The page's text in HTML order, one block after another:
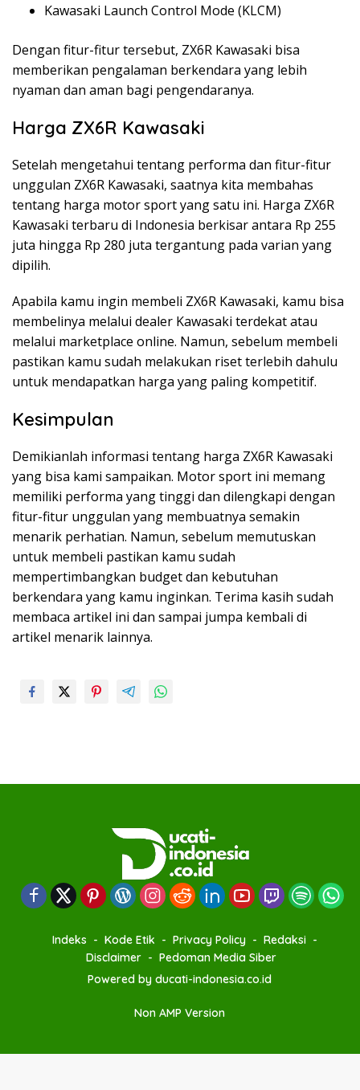
Kawasaki Launch Control Mode (KLCM)
Dengan fitur-fitur tersebut, ZX6R Kawasaki bisa
memberikan pengalaman berkendara yang lebih
nyaman dan aman bagi pengendaranya.
Harga ZX6R Kawasaki
Setelah mengetahui tentang performa dan fitur-fitur
unggulan ZX6R Kawasaki, saatnya kita membahas
tentang harga motor sport yang satu ini. Harga ZX6R
Kawasaki terbaru di Indonesia berkisar antara Rp 255
juta hingga Rp 280 juta tergantung pada varian yang
dipilih.
Apabila kamu ingin membeli ZX6R Kawasaki, kamu bisa
membelinya melalui dealer Kawasaki terdekat atau
melalui marketplace online. Namun, sebelum membeli
pastikan kamu sudah melakukan riset terlebih dahulu
untuk mendapatkan harga yang paling kompetitif.
Kesimpulan
Demikianlah informasi tentang harga ZX6R Kawasaki
yang bisa kami sampaikan. Motor sport ini memang
memiliki performa yang tinggi dan dilengkapi dengan
fitur-fitur unggulan yang membuatnya semakin
menarik perhatian. Namun, sebelum memutuskan
untuk membeli pastikan kamu sudah
mempertimbangkan budget dan kebutuhan
berkendara yang kamu inginkan. Terima kasih sudah
membaca artikel ini dan sampai jumpa kembali di
artikel menarik lainnya.
Indeks Kode Etik Privacy Policy
Redaksi
Disclaimer
Pedoman Media Siber
Powered by ducati-indonesia.co.id
Non AMP Version